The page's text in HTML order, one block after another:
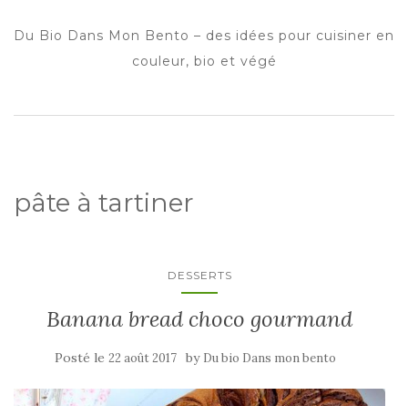
Du Bio Dans Mon Bento – des idées pour cuisiner en
couleur, bio et végé
pâte à tartiner
DESSERTS
Banana bread choco gourmand
Posté le 22 août 2017 by Du bio Dans mon bento